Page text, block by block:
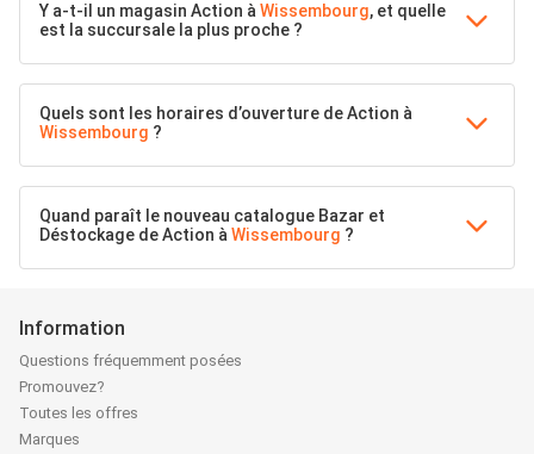
Y a-t-il un magasin Action àWissembourg, et quelle
est la succursale la plus proche ?
Quels sont les horaires d’ouverture de Action à
Wissembourg ?
Quand paraît le nouveau catalogue Bazar et
Déstockage de Action àWissembourg ?
Information
Questions fréquemment posées
Promouvez?
Toutes les offres
Marques